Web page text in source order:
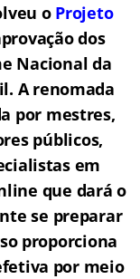
o Projeto
dos
Nacional da
A renomada
por mestres,
públicos,
em
que dará o
se preparar
proporciona
por meio